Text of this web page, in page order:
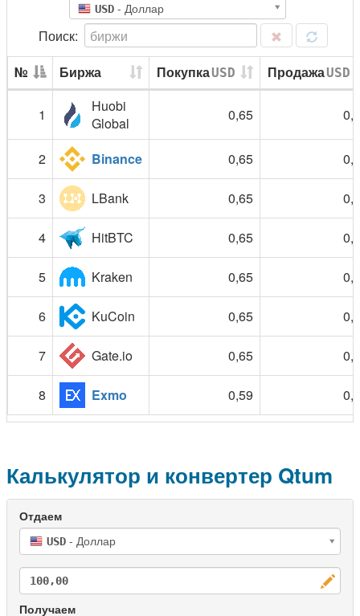
USD- Доллар
№ Биржа ПокупкаUSD ПродажаUSD
1
Huobi
Global
0,65
2 Binance 0,65
3 LBank 0,65
4 HitBTC 0,65
5 Kraken 0,65
6 KuCoin 0,65
7 Gate.io 0,65
8 Exmo 0,59
Калькулятор и конвертер Qtum
USD - Доллар